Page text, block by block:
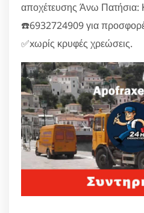
αποχέτευσης Άνω Πατήσια:
☎️6932724909 για
✅xωρίς κρυφές χρεώσεις.